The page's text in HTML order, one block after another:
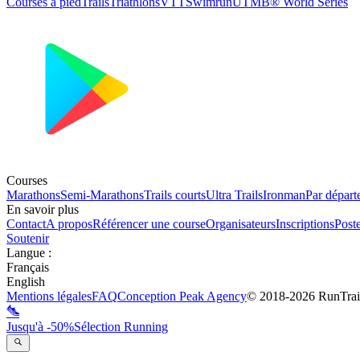
Courses
MarathonsSemi-MarathonsTrails courtsUltra TrailsIronmanPar
En savoir plus
ContactA proposRéférencer une courseOrganisateursInscriptions
Soutenir
Langue :
Français
English
Mentions légalesFAQConception Peak Agency© 2018-2026
Jusqu'à -50%Sélection Running